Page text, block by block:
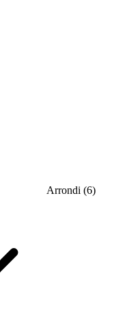
Arrondi (6)